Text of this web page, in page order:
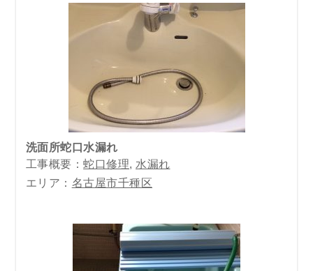
洗面所蛇口水漏れ
工事概要：蛇口修理
水漏れ
エリア： 名古屋市千種区